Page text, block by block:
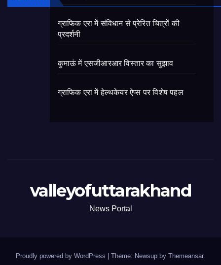
ग्राफिक एरा में संविधान से प्रेरित चित्रों की
प्रदर्शनी
कुमाऊं में एसजीआरआर विस्तार का सुझाव
ग्राफिक एरा में हेल्थकेयर ऐप्स पर विशेष पहल
valleyofuttarakhand
News Portal
Proudly powered by WordPress Theme: Newsup by Themeansar.